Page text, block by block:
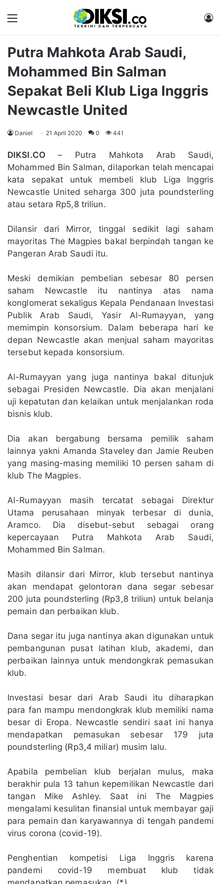
Putra Mahkota Arab Saudi,
Mohammed Bin Salman
Sepakat Beli Klub Liga Inggris
Newcastle United
Daniel 21 April 2020 0 441
DIKSI.CO– Putra Mahkota Arab Saudi,
Mohammed Bin Salman, dilaporkan telah mencapai
kata sepakat untuk membeli klub Liga Inggris
Newcastle United seharga 300 juta poundsterling
atau setara Rp5,8 triliun.
Dilansir dari Mirror, tinggal sedikit lagi saham
mayoritas The Magpies bakal berpindah tangan ke
Pangeran Arab Saudi itu.
Meski demikian pembelian sebesar 80 persen
saham Newcastle itu nantinya atas nama
konglomerat sekaligus Kepala Pendanaan Investasi
Publik Arab Saudi, Yasir Al-Rumayyan, yang
memimpin konsorsium. Dalam beberapa hari ke
depan Newcastle akan menjual saham mayoritas
tersebut kepada konsorsium.
Al-Rumayyan yang juga nantinya bakal ditunjuk
sebagai Presiden Newcastle. Dia akan menjalani
uji kepatutan dan kelaikan untuk menjalankan roda
bisnis klub.
Dia akan bergabung bersama pemilik saham
lainnya yakni Amanda Staveley dan Jamie Reuben
yang masing-masing memiliki 10 persen saham di
klub The Magpies.
Al-Rumayyan masih tercatat sebagai Direktur
Utama perusahaan minyak terbesar di dunia,
Aramco. Dia disebut-sebut sebagai orang
kepercayaan Putra Mahkota Arab Saudi,
Mohammed Bin Salman.
Masih dilansir dari Mirror, klub tersebut nantinya
akan mendapat gelontoran dana segar sebesar
200 juta poundsterling (Rp3,8 triliun) untuk belanja
pemain dan perbaikan klub.
Dana segar itu juga nantinya akan digunakan untuk
pembangunan pusat latihan klub, akademi, dan
perbaikan lainnya untuk mendongkrak pemasukan
klub.
Investasi besar dari Arab Saudi itu diharapkan
para fan mampu mendongkrak klub memiliki nama
besar di Eropa. Newcastle sendiri saat ini hanya
mendapatkan pemasukan sebesar 179 juta
poundsterling (Rp3,4 miliar) musim lalu.
Apabila pembelian klub berjalan mulus, maka
berakhir pula 13 tahun kepemilikan Newcastle dari
tangan Mike Ashley. Saat ini The Magpies
mengalami kesulitan finansial untuk membayar gaji
para pemain dan karyawannya di tengah pandemi
virus corona (covid-19).
Penghentian kompetisi Liga Inggris karena
pandemi covid-19 membuat klub tidak